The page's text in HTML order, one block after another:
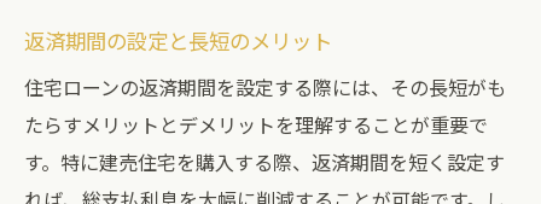
地域特有の魅力を活かした建売選び
名古屋市南区の自然と共生する住まい
地域文化と風習を取り入れた住宅設計
地域イベントやコミュニティ活動の魅力
返済期間の設定と長短のメリット
住宅ローンの返済期間を設定する際には、その長短がも
たらすメリットとデメリットを理解することが重要で
す。特に建売住宅を購入する際、返済期間を短く設定す